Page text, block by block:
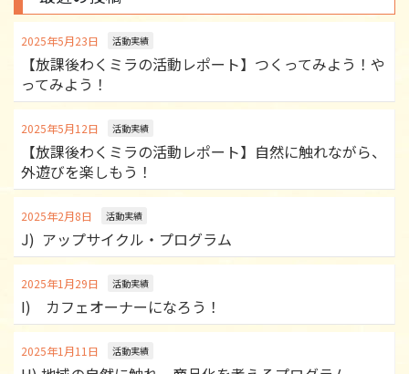
2025年5月23日 活動実績
【放課後わくミラの活動レポート】つくってみよう！や
ってみよう！
2025年5月12日 活動実績
【放課後わくミラの活動レポート】自然に触れながら、
外遊びを楽しもう！
2025年2月8日 活動実績
J) アップサイクル・プログラム
2025年1月29日 活動実績
I) カフェオーナーになろう！
2025年1月11日 活動実績